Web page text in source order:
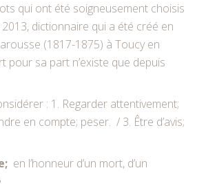
qui ont été soigneusement choisis
dictionnaire qui a été créé en
(1817-1875) à Toucy en
pour sa part n’existe que depuis
: 1. Regarder attentivement;
en compte; peser. / 3. Être d’avis;
en l’honneur d’un mort, d’un